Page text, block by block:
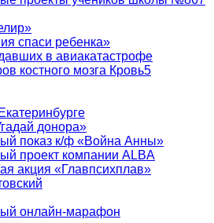
спаси ребенка»
в авиакатастрофе
костного мозга Кровь5
донора»
показ к/ф «Война Анны»
проект компании ALBA
акция «Главпсихплав»
онлайн‑марафон